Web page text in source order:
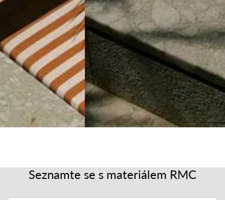
Seznamte se s materiálem RMC